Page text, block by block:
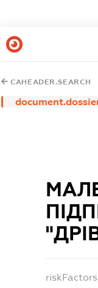
CAHEADER.SEARCH